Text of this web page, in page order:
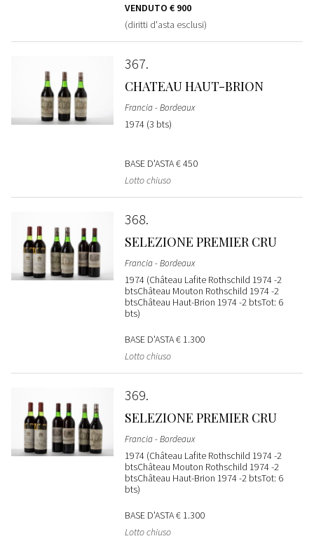
VENDUTO € 900
(diritti d'asta esclusi)
367
CHATEAU HAUT-BRION
Francia - Bordeaux
1974 (3 bts)
BASE D'ASTA€ 450
Lotto chiuso
368
SELEZIONE PREMIER CRU
Francia - Bordeaux
1974 (Château Lafite Rothschild 1974 -2
btsChâteau Mouton Rothschild 1974 -2
btsChâteau Haut-Brion 1974 -2 btsTot: 6
bts)
BASE D'ASTA€ 1.300
Lotto chiuso
369
SELEZIONE PREMIER CRU
Francia - Bordeaux
1974 (Château Lafite Rothschild 1974 -2
btsChâteau Mouton Rothschild 1974 -2
btsChâteau Haut-Brion 1974 -2 btsTot: 6
bts)
BASE D'ASTA€ 1.300
Lotto chiuso